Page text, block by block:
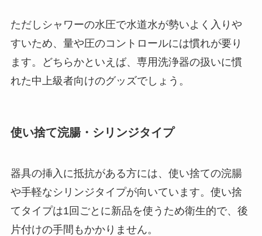
ただしシャワーの水圧で水道水が勢いよく入りや
すいため、量や圧のコントロールには慣れが要り
ます。どちらかといえば、専用洗浄器の扱いに慣
れた中上級者向けのグッズでしょう。
使い捨て浣腸・シリンジタイプ
器具の挿入に抵抗がある方には、使い捨ての浣腸
や手軽なシリンジタイプが向いています。使い捨
てタイプは1回ごとに新品を使うため衛生的で、後
片付けの手間もかかりません。